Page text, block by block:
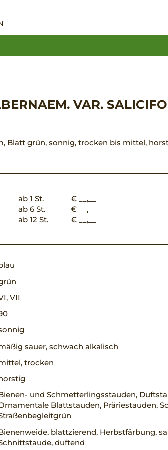
VAR.
Blatt grün, sonnig, trocken bis mittel,
ab 1 St.
€ __,__
ab 6 St.
€ __,__
ab 12 St.
€ __,__
VII
sauer, schwach alkalisch
trocken
und Schmetterlingsstauden,
Blattstauden, Präriestauden,
blattzierend, Herbstfärbung,
duftend